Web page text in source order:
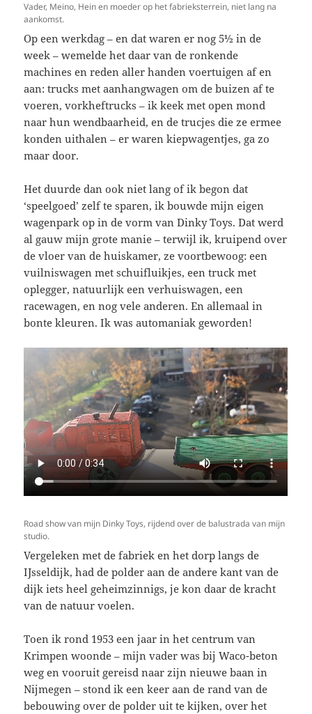
Vader, Meino, Hein en moeder op het fabrieksterrein, niet lang na
aankomst.
Op een werkdag – en dat waren er nog 5½ in de
week – wemelde het daar van de ronkende
machines en reden aller handen voertuigen af en
aan: trucks met aanhangwagen om de buizen af te
voeren, vorkheftrucks – ik keek met open mond
naar hun wendbaarheid, en de trucjes die ze ermee
konden uithalen – er waren kiepwagentjes, ga zo
maar door.
Het duurde dan ook niet lang of ik begon dat
‘speelgoed’ zelf te sparen, ik bouwde mijn eigen
wagenpark op in de vorm van Dinky Toys. Dat werd
al gauw mijn grote manie – terwijl ik, kruipend over
de vloer van de huiskamer, ze voortbewoog: een
vuilniswagen met schuifluikjes, een truck met
oplegger, natuurlijk een verhuiswagen, een
racewagen, en nog vele anderen. En allemaal in
bonte kleuren. Ik was automaniak geworden!
Road show van mijn Dinky Toys, rijdend over de balustrada van mijn
studio.
Vergeleken met de fabriek en het dorp langs de
IJsseldijk, had de polder aan de andere kant van de
dijk iets heel geheimzinnigs, je kon daar de kracht
van de natuur voelen.
Toen ik rond 1953 een jaar in het centrum van
Krimpen woonde – mijn vader was bij Waco-beton
weg en vooruit gereisd naar zijn nieuwe baan in
Nijmegen – stond ik een keer aan de rand van de
bebouwing over de polder uit te kijken, over het